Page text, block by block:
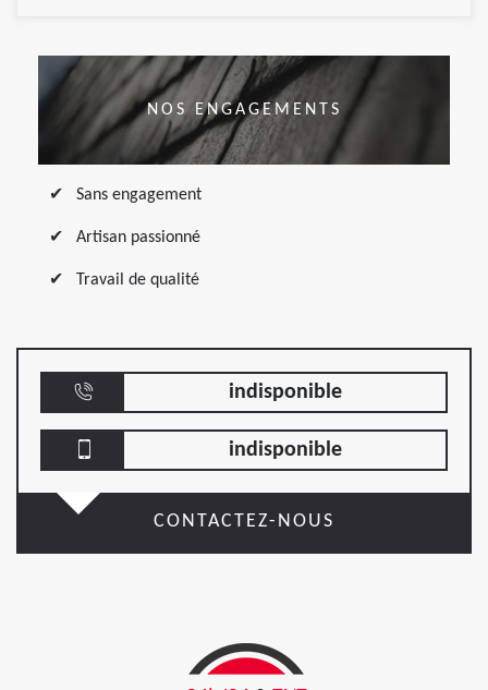
NOS ENGAGEMENTS
Sans engagement
Artisan passionné
Travail de qualité
indisponible
indisponible
CONTACTEZ-NOUS